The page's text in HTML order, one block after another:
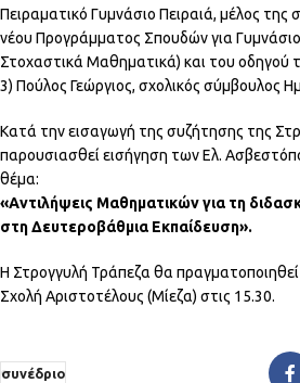
Πειραματικό Γυμνάσιο Πειραιά, μέλος
νέου Προγράμματος Σπουδών για Γυμνάσιο
Στοχαστικά Μαθηματικά) και του οδηγού
3) Πούλος Γεώργιος, σχολικός σύμβουλος
Κατά την εισαγωγή της συζήτησης της
παρουσιασθεί εισήγηση των Ελ.
θέμα:
«Αντιλήψεις Μαθηματικών για τη
στη Δευτεροβάθμια Εκπαίδευση».
Η Στρογγυλή Τράπεζα θα
Σχολή Αριστοτέλους (Μίεζα) στις 15.30.
συνέδριο